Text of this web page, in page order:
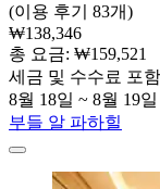
(이용 후기 83개)
₩138,346
총 요금: ₩159,521
세금 및 수수료 포함
8월 18일 ~ 8월 19일
부들 알 파하힐